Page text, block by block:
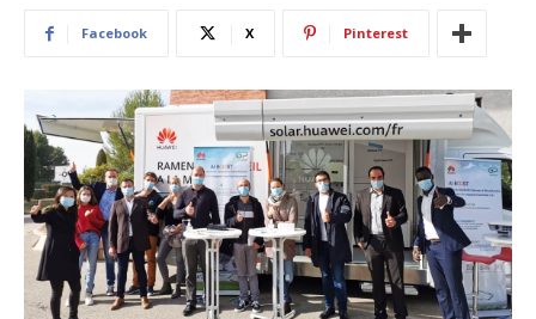
Facebook X Pinterest